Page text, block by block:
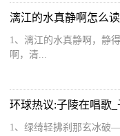
漓江的水真静啊怎么
1、漓江的水真静啊，静
啊，清...
环球热议:子陵在唱歌
1、绿绮轻拂刹那玄冰破